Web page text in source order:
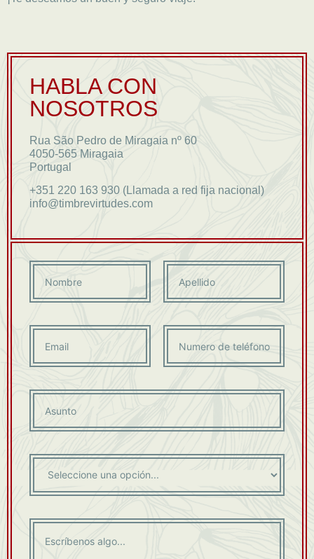
HABLA CON
NOSOTROS
Rua São Pedro de Miragaia nº 60
4050-565 Miragaia
Portugal
+351 220 163 930 (Llamada a red fija nacional)
info@timbrevirtudes.com